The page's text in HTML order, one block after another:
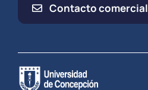
Contacto comercial